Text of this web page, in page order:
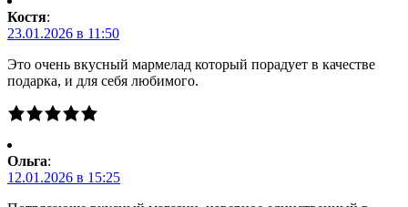
Костя:
23.01.2026 в 11:50
Это очень вкусный мармелад который порадует в качестве
подарка, и для себя любимого.
Ольга:
12.01.2026 в 15:25